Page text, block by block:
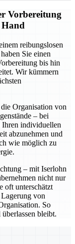
Vorbereitung
Hand
reibungslosen
Sie einen
bis hin
Wir kümmern
Organisation von
– bei
Ihren individuellen
abzunehmen und
wie möglich zu
– mit Iserlohn
nicht nur
oft unterschätzt
von
So
bleibt.